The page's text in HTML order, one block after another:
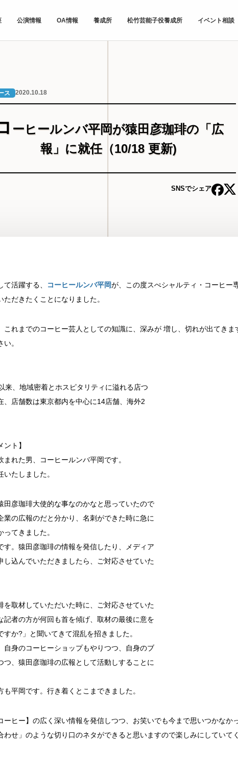
公演情報 OA情報 養成所 松竹芸能子役養成所 イベント相談
ス 2020.10.18
ーヒールンバ平岡が猿田彦珈琲の「広
報」に就任（10/18 更新)
SNSでシェア
活躍する、 コーヒールンバ平岡が、この度スぺシャルティ・コーヒー
だきたくことになりました。
これまでのコーヒー芸人としての知識に、深みが 増し、切れが出てきま
。
来、地域密着とホスピタリティに溢れる店つ
、店舗数は東京都内を中心に14店舗、海外2
ト】
れた男、コーヒールンバ平岡です。
たしました。
田彦珈琲大使的な事なのかなと思っていたので
業の広報のだと分かり、名刺ができた時に急に
てきました。
す。猿田彦珈琲の情報を発信したり、メディア
し込んでいただきましたら、ご対応させていた
を取材していただいた時に、ご対応させていた
記者の方が何回も首を傾げ、取材の最後に意を
か?」と聞いてきて混乱を招きました。
自身のコーヒーショップもやりつつ、自身のブ
つ、猿田彦珈琲の広報として活動しすることに
平岡です。行き着くとこまできました。
ーヒー】の広く深い情報を発信しつつ、お笑いでも今まで思いつかなか
せ」のような切り口のネタができると思いますので楽しみにしていて